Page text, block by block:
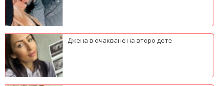
Джена в очакване на второ дете